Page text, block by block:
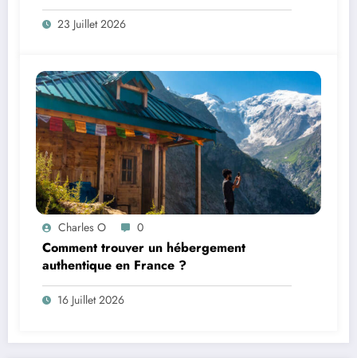
23 Juillet 2026
Charles O 0
Comment trouver un hébergement
authentique en France ?
16 Juillet 2026